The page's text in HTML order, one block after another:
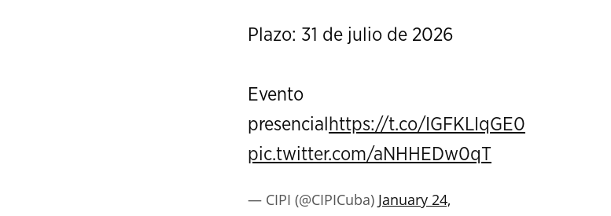
Plazo: 31 de julio de 2026
Evento
presencial https://t.co/IGFKLIqGE0
pic.twitter.com/aNHHEDw0qT
— CIPI (@CIPICuba) January 24,